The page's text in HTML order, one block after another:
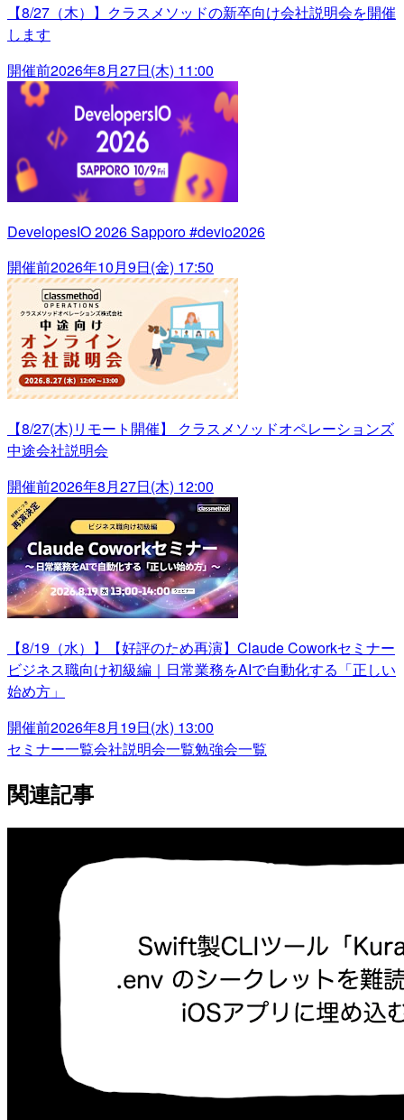
【8/27（木）】クラスメソッドの新卒向け会社説明会を開催
します
開催前2026年8月27日(木) 11:00
DevelopesIO 2026 Sapporo #devio2026
開催前2026年10月9日(金) 17:50
【8/27(木)リモート開催】 クラスメソッドオペレーションズ
中途会社説明会
開催前2026年8月27日(木) 12:00
【8/19（水）】【好評のため再演】Claude Coworkセミナー
ビジネス職向け初級編｜日常業務をAIで自動化する「正しい
始め方」
開催前2026年8月19日(水) 13:00
セミナー一覧会社説明会一覧勉強会一覧
関連記事